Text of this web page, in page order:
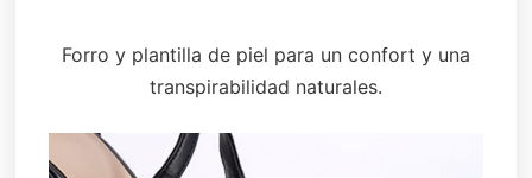
Forro y plantilla de piel para un confort y una
transpirabilidad naturales.